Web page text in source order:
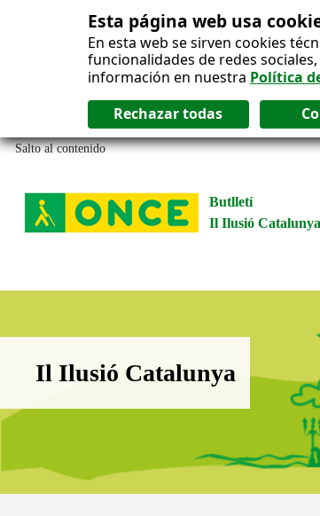
Esta página web usa
En esta web se sirven cookies
funcionalidades de redes
información en nuestra Política
Salto al contenido
Butlletí
Il Ilusió Catalunya
Boletín Il·lusió Catalunya
Il Ilusió Catalunya